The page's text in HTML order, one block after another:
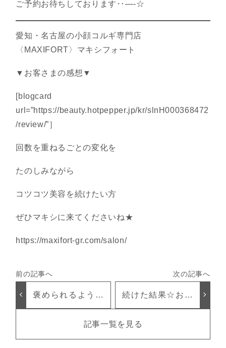
ご予約お待ちしております‥—-☆
愛知・名古屋の小顔コルギ専門店
〈MAXIFORT〉マキシフォート
▼お客さまの感想▼
[blogcard
url=”https://beauty.hotpepper.jp/kr/slnH000368472
/review/”］
回数を重ねるごとの変化を
たのしみながら
コツコツ美容を続けたい方
ぜひマキシに来てくださいね★
https://maxifort-gr.com/salon/
褒められるように
なった！
続けた結果☆お顔
の施術事例をご紹
介
記事一覧を見る